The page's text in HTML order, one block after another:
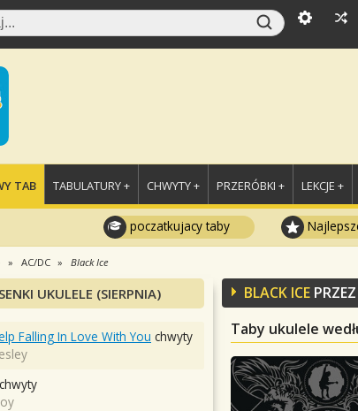
TAB TABULATURY + CHWYTY + PRZERÓBKI + LEKCJE +
poczatkujacy taby Najlepsze
AC/DC Black Ice
BLACK ICE PRZEZ
Taby ukulele
UKULELE (SIERPNIA)
Falling In Love With You chwyty
chwyty